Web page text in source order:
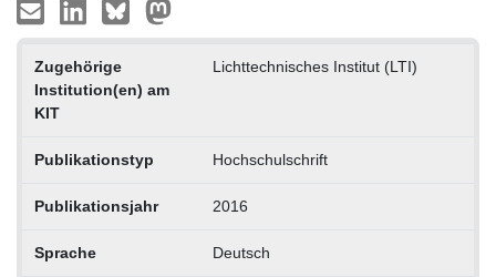
Zugehörige
Institution(en) am
KIT
Lichttechnisches Institut (LTI)
Publikationstyp Hochschulschrift
Publikationsjahr 2016
Sprache Deutsch